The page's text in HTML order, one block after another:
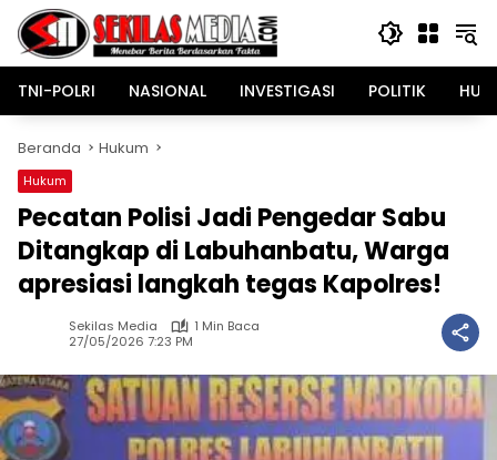
Langsung
konten
TNI-POLRI
NASIONAL INVESTIGASI POLITIK
Beranda Hukum
Hukum
Pecatan Polisi Jadi Pengedar Sabu
Ditangkap di Labuhanbatu, Warga
apresiasi langkah tegas Kapolres!
Sekilas Media
1 Min Baca
27/05/2026 7:23 PM